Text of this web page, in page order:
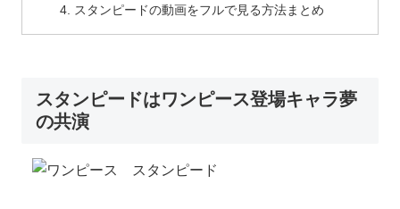
スタンピードの動画をフルで見る方法まとめ
スタンピードはワンピース登場キャラ夢
の共演